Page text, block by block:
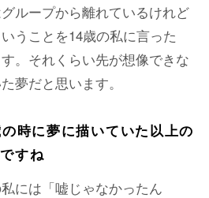
ループから離れているけれど
うことを14歳の私に言った
。それくらい先が想像できな
夢だと思います。
時に夢に描いていた以上の
すね
には「嘘じゃなかったん